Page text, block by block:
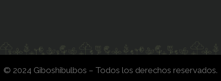
© 2024 Giboshibulbos – Todos los derechos reservados.